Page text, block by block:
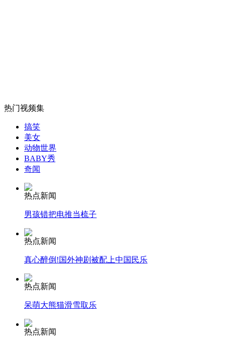
无痛分娩是否安全 医生回应
外交部：反对强权政治霸凌主义
外交部：有关国家言论片面不公正
安徽一实载49人客车翻车
走！跟着总书记去植树
热门视频集
搞笑
美女
动物世界
BABY秀
奇闻
热点新闻
男孩错把电推当梳子
热点新闻
真心醉倒!国外神剧被配上中国民乐
热点新闻
呆萌大熊猫滑雪取乐
热点新闻